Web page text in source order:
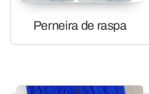
Perneira de raspa